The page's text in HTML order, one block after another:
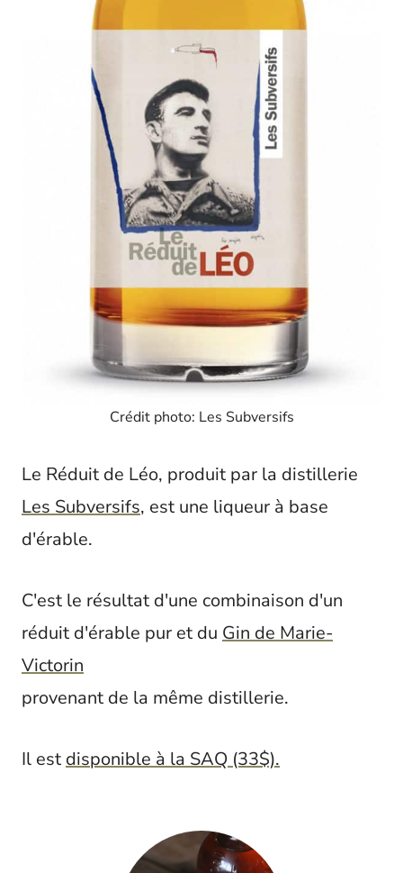
Crédit photo: Les Subversifs
Le Réduit de Léo, produit par la distillerie
Les Subversifs, est une liqueur à base
d'érable.
C'est le résultat d'une combinaison d'un
réduit d'érable pur et du Gin de Marie-
Victorin
provenant de la même distillerie.
Il estdisponible à la SAQ (33$).